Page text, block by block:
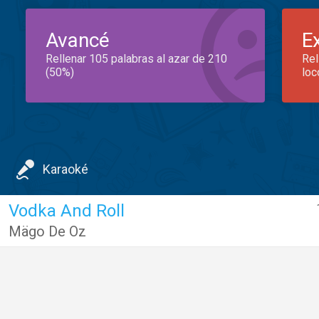
Avancé
Rellenar 105 palabras al azar de 210
(50%)
Karaoké
Vodka And Roll
Mägo De Oz